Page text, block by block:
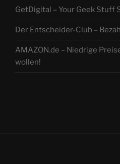
GetDigital – Your Geek Stuff
Der Entscheider-Club –
AMAZON.de – Niedrige
wollen!